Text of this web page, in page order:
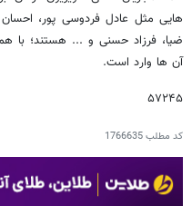
هایی مثل عادل فردوسی پور، احسان
ضیا، فرزاد حسنی و ... هستند؛ با
آن ها وارد است.
۵۷۲۴۵
کد مطلب1766635